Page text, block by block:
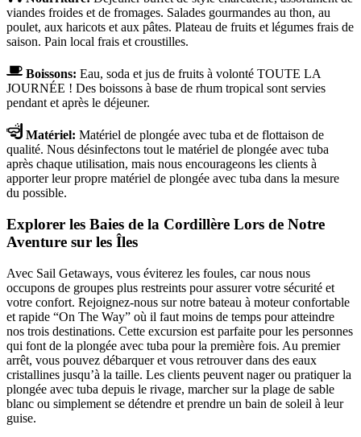
viandes froides et de fromages. Salades gourmandes au thon, au
poulet, aux haricots et aux pâtes. Plateau de fruits et légumes frais de
saison. Pain local frais et croustilles.
Boissons: Eau, soda et jus de fruits à volonté TOUTE LA
JOURNÉE ! Des boissons à base de rhum tropical sont servies
pendant et après le déjeuner.
Matériel: Matériel de plongée avec tuba et de flottaison de
qualité. Nous désinfectons tout le matériel de plongée avec tuba
après chaque utilisation, mais nous encourageons les clients à
apporter leur propre matériel de plongée avec tuba dans la mesure
du possible.
Explorer les Baies de la Cordillère Lors de Notre
Aventure sur les Îles
Avec Sail Getaways, vous éviterez les foules, car nous nous
occupons de groupes plus restreints pour assurer votre sécurité et
votre confort. Rejoignez-nous sur notre bateau à moteur confortable
et rapide “On The Way” où il faut moins de temps pour atteindre
nos trois destinations. Cette excursion est parfaite pour les personnes
qui font de la plongée avec tuba pour la première fois. Au premier
arrêt, vous pouvez débarquer et vous retrouver dans des eaux
cristallines jusqu’à la taille. Les clients peuvent nager ou pratiquer la
plongée avec tuba depuis le rivage, marcher sur la plage de sable
blanc ou simplement se détendre et prendre un bain de soleil à leur
guise.